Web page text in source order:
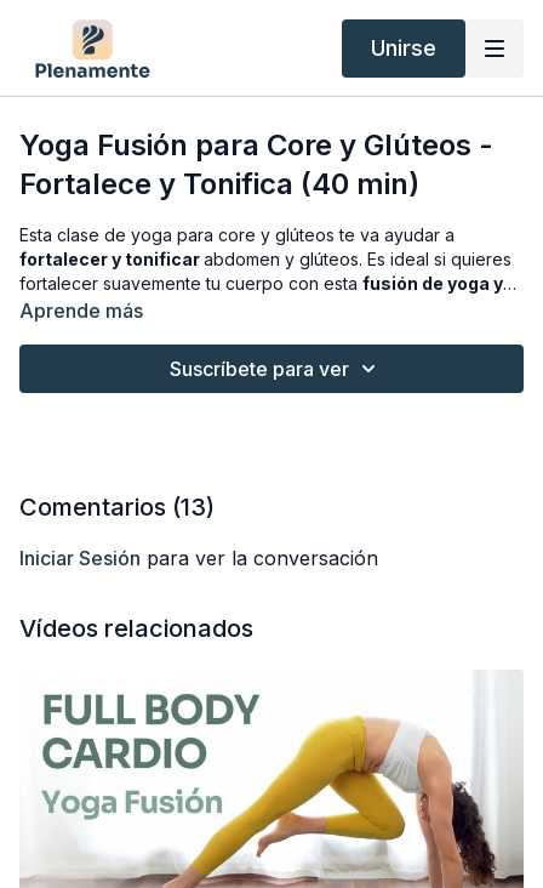
Unirse
Yoga Fusión para Core y Glúteos -
Fortalece y Tonifica (40 min)
Esta clase de yoga para core y glúteos te va ayudar a
fortalecer y tonificarabdomen y glúteos. Es ideal si quieres
fortalecer suavemente tu cuerpo con esta fusión de yoga y
pilatesbeneficiándote de todo lo que te pueden aportar las
Espero que os guste!
Aprende más
Suscríbete para ver
Comentarios (13)
Iniciar Sesión para ver la conversación
Vídeos relacionados